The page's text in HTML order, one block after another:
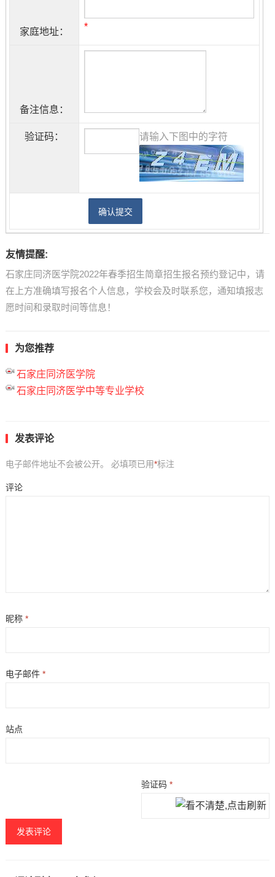
家庭地址： *
备注信息：
验证码： 请输入下图中的字符
友情提醒:
石家庄同济医学院2022年春季招生简章招生报名预约登记中，请
在上方准确填写报名个人信息，学校会及时联系您，通知填报志
愿时间和录取时间等信息！
为您推荐
石家庄同济医学院
石家庄同济医学中等专业学校
发表评论
电子邮件地址不会被公开。 必填项已用*标注
评论
昵称 *
电子邮件 *
站点
验证码*